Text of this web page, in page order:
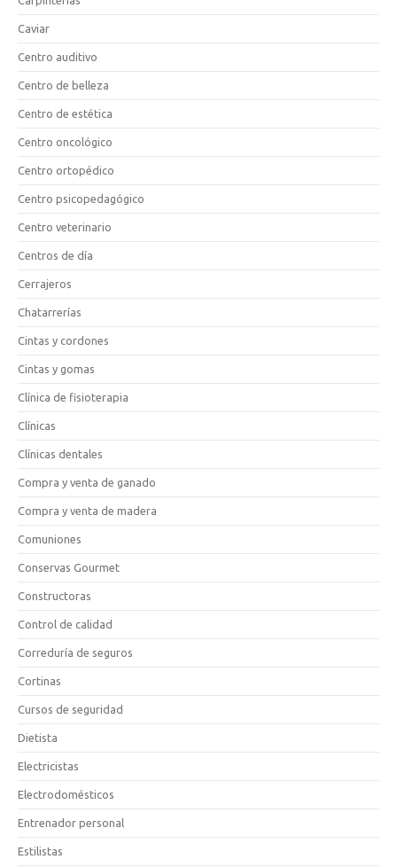
Caviar
Centro auditivo
Centro de belleza
Centro de estética
Centro oncológico
Centro ortopédico
Centro psicopedagógico
Centro veterinario
Centros de día
Cerrajeros
Chatarrerías
Cintas y cordones
Cintas y gomas
Clínica de fisioterapia
Clínicas
Clínicas dentales
Compra y venta de ganado
Compra y venta de madera
Comuniones
Conservas Gourmet
Constructoras
Control de calidad
Correduría de seguros
Cortinas
Cursos de seguridad
Dietista
Electricistas
Electrodomésticos
Entrenador personal
Estilistas